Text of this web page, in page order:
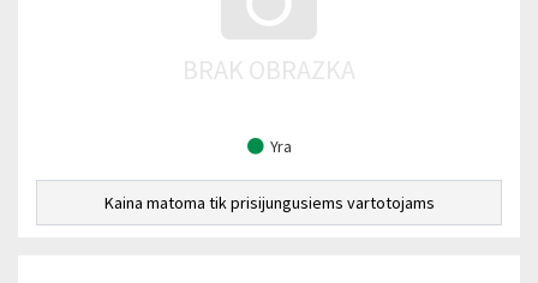
Yra
Kaina matoma tik prisijungusiems vartotojams